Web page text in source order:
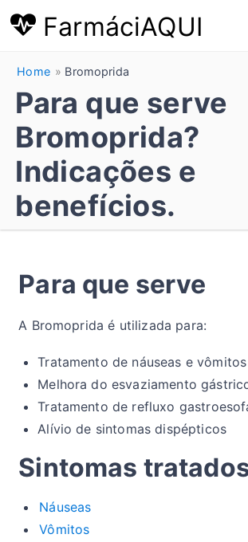
FarmáciAQUI
Home Bromoprida
Para que serve
Bromoprida?
Indicações e
benefícios.
Para que serve
A Bromoprida é utilizada para:
Tratamento de náuseas e vômitos
Melhora do esvaziamento
Tratamento de refluxo
Alívio de sintomas dispépticos
Sintomas
Náuseas
Vômitos